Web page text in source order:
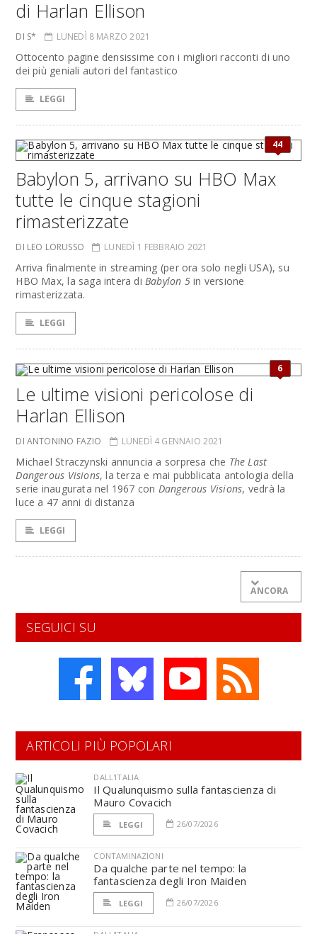
di Harlan Ellison
DI S* LUNEDÌ 8 MARZO 2021
Ottocento pagine densissime con i migliori racconti di uno
dei più geniali autori del fantastico
LEGGI
44
Babylon 5, arrivano su HBO Max
tutte le cinque stagioni
rimasterizzate
DI LEO LORUSSO LUNEDÌ 1 FEBBRAIO 2021
Arriva finalmente in streaming (per ora solo negli USA), su
HBO Max, la saga intera diBabylon 5in versione
rimasterizzata.
LEGGI
6
Le ultime visioni pericolose di
Harlan Ellison
DI ANTONINO FAZIO LUNEDÌ 4 GENNAIO 2021
Michael Straczynski annuncia a sorpresa che The Last
Dangerous Visions, la terza e mai pubblicata antologia della
serie inaugurata nel 1967 con Dangerous Visions, vedrà la
luce a 47 anni di distanza
LEGGI
ANCORA
SEGUICI SU
ARTICOLI PIÙ POPOLARI
DALL'ITALIA
Il Qualunquismo sulla fantascienza di
Mauro Covacich
LEGGI 26/07/2026
CONTAMINAZIONI
Da qualche parte nel tempo: la
fantascienza degli Iron Maiden
LEGGI 26/07/2026